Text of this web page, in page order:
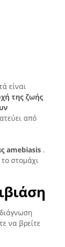
είναι
της ζωής
από
amebiasis .
στομάχι
να βρείτε